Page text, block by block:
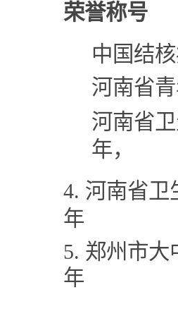
荣誉称号
中国结
河南省
河南省
年，
4. 河南省卫
年
5. 郑州市
年